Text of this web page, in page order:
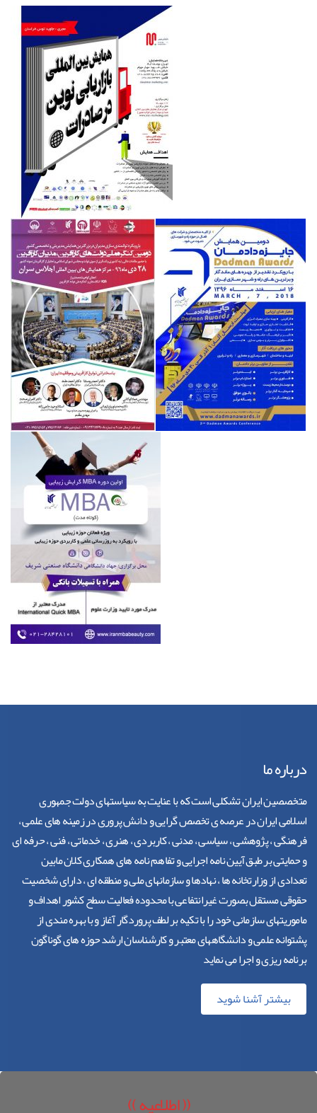
درباره ما
متخصصین ایران تشکلی است که با عنایت به سیاستهای دولت جمهوری
اسلامی ایران در عرصه ی تخصص گرایی و دانش پروری در زمینه های علمی ،
فرهنگی ، پژوهشی ، سیاسی ، مدنی ، کاربردی ، هنری ، خدماتی ، فنی ، حرفه ای
و حمایتی بر طبق آیین نامه اجرایی و تفاهم نامه های همکاری کلان مابین
تعدادی از وزارتخانه ها ، نهادها و سازمانهای ملی و منطقه ای ، دارای شخصیت
حقوقی مستقل بصورت غیرانتفاعی با محدوده فعالیت سطح کشور اهداف و
ماموریتهای سازمانی خود را با تکیه بر لطف پروردگار آغاز و با بهره مندی از
پشتوانه علمی و دانشگاههای معتبر و کارشناسان ارشد حوزه های گوناگون
برنامه ریزی و اجرا می نماید
بیشتر آشنا شوید
(( اطلاعیه ))